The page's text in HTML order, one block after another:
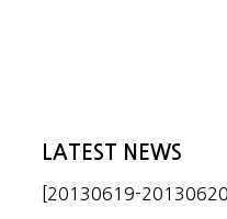
LATEST NEWS
[20130619-20130620]